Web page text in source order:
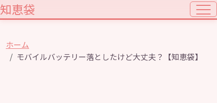
知恵袋
ホーム
モバイルバッテリー落としたけど大丈夫？【知恵袋】